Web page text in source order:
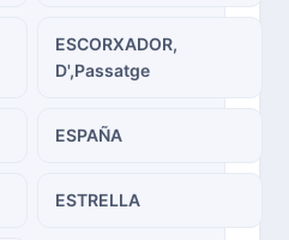
ESCORXADOR,
D',Passatge
ESPAÑA
ESTRELLA